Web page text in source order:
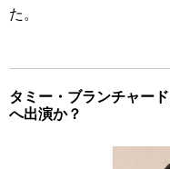
た。
タミー・ブランチャー
へ出演か？